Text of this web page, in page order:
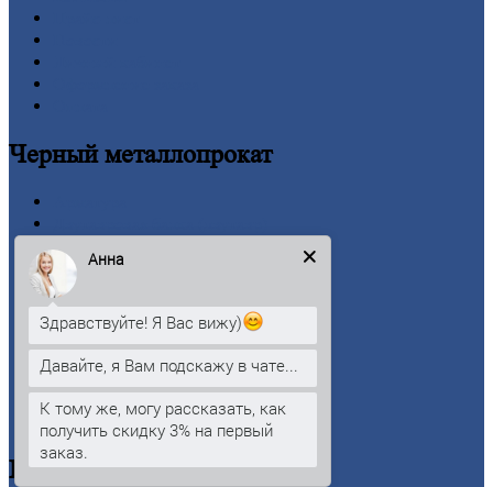
Черныйметаллопрокат
Квадрат
Кругстальной
Лист
Проволока
Рельсы
Сетка
Труба
Калькулятор
Цветнойметаллопрокат
Анна
Здравствуйте! Я Вас вижу)
Давайте, я Вам подскажу в чате...
К тому же, могу рассказать, как
получить скидку 3% на первый
заказ.